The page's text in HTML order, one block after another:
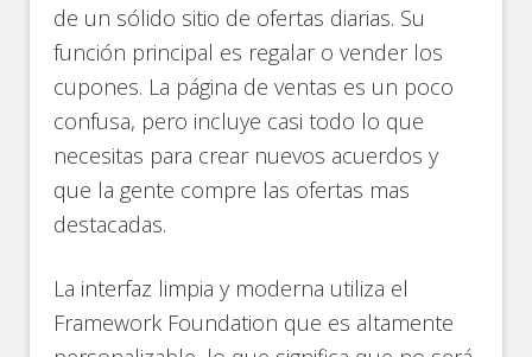
de un sólido sitio de ofertas diarias. Su
función principal es regalar o vender los
cupones. La página de ventas es un poco
confusa, pero incluye casi todo lo que
necesitas para crear nuevos acuerdos y
que la gente compre las ofertas mas
destacadas.
La interfaz limpia y moderna utiliza el
Framework Foundation que es altamente